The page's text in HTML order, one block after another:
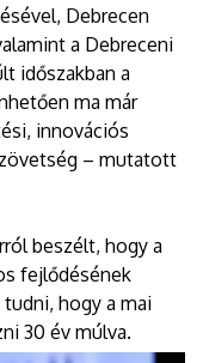
Debrecen
a Debreceni
időszakban a
ma már
innovációs
– mutatott
beszélt, hogy a
fejlődésének
hogy a mai
30 év múlva.